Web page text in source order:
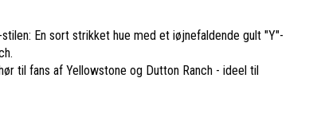
En sort strikket hue med et iøjnefaldende gult "Y"-
til fans af Yellowstone og Dutton Ranch - ideel til